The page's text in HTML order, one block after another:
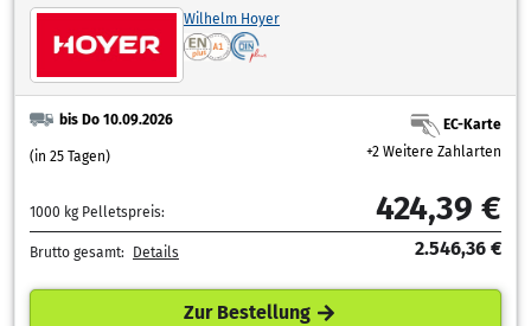
Wilhelm Hoyer
bis Do 10.09.2026
(in 25 Tagen)
EC-Karte
+2 Weitere Zahlarten
1000 kg Pelletspreis: 424,39 €
Brutto gesamt: Details 2.546,36 €
Zur Bestellung